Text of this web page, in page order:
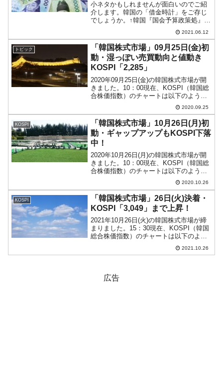
小ネタかもしれませんが面白いのでご紹
介します。韓国の「借金時計」をご存じ
でしょうか。↑韓国『国会予算政策処』の
借金時計日本でもかつて「国民1人当たり
の金額が刻々と増えていくカウンター」
が話題になりましたね。最近なぜかとん
と聞かなくなりました...
2021.06.12
トピック
「韓国株式市場」09月25日(金)初
動・湿っぽい売買動向と値動き
KOSPI「2,285」
2020年09月25日(金)の韓国株式市場が開
きました。10：00現在、KOSPI（韓国総
合株価指数）のチャートは以下のように
『Investing.com』より引用）。ギャップ
アップして、株高方向で始まっているの
です...
2020.09.25
KOSPI
「韓国株式市場」10月26日(月)初
動・ギャップアップもKOSPI下落
中！
2020年10月26日(月)の韓国株式市場が開
きました。10：00現在、KOSPI（韓国総
合株価指数）のチャートは以下のように
『Investing.com』より引用）。ギャップ
アップして始まりましたが、現在は下落
中で...
2020.10.26
KOSPI
「韓国株式市場」26日(火)決着・
KOSPI「3,049」まで上昇！
2021年10月26日(火)の韓国株式市場が締
まりました。15：30現在、KOSPI（韓国
総合株価指数）のチャートは以下のよう
『Investing.com』より引用）。KOSPIは
2021.10.26
広告